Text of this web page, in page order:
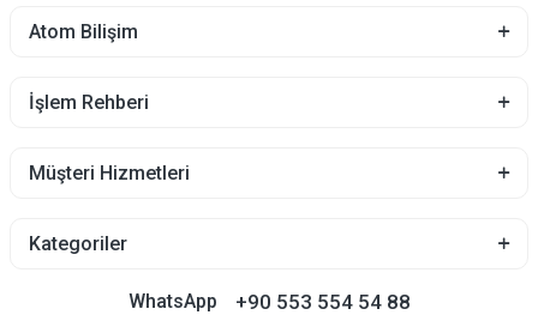
Atom Bilişim
İşlem Rehberi
Müşteri Hizmetleri
Kategoriler
WhatsApp +90 553 554 54 88